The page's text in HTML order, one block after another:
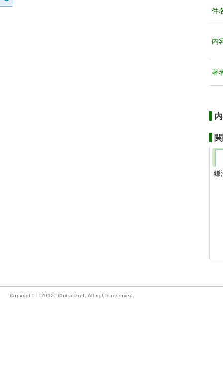
件
内
著
鎌
Copyright © 2012- Chiba Pref. All rights reserved.